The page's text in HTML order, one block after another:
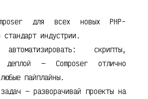
для всех новых PHP-
индустрии.
скрипты,
деплой — Composer отлично
пайплайны.
— разворачивай проекты на